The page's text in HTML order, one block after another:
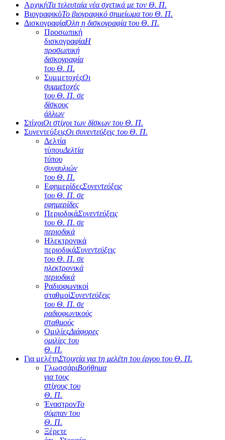
ΑρχικήΤα τελευταία νέα σχετικά με τον Θ. Π.
ΒιογραφικόΤο βιογραφικό σημείωμα του Θ. Π.
ΔισκογραφίαΌλη η δισκογραφία του Θ. Π.
Προσωπική
δισκογραφίαΗ
προσωπική
δισκογραφία
του Θ. Π.
ΣυμμετοχέςΟι
συμμετοχές
του Θ. Π. σε
δίσκους
άλλων
ΣτίχοιΟι στίχοι των δίσκων του Θ. Π.
ΣυνεντεύξειςΟι συνεντεύξεις του Θ. Π.
Δελτία
τύπουΔελτία
τύπου
συναυλιών
του Θ. Π.
ΕφημερίδεςΣυνεντεύξεις
του Θ. Π. σε
εφημερίδες
ΠεριοδικάΣυνεντεύξεις
του Θ. Π. σε
περιοδικά
Ηλεκτρονικά
περιοδικάΣυνεντεύξεις
του Θ. Π. σε
ηλεκτρονικά
περιοδικά
Ραδιοφωνικοί
σταθμοίΣυνεντεύξεις
του Θ. Π. σε
ραδιοφωνικούς
σταθμούς
ΟμιλίεςΔιάφορες
ομιλίες του
Θ. Π.
Για μελέτηΣτοιχεία για τη μελέτη του έργου του Θ. Π.
ΓλωσσάριΒοήθημα
για τους
στίχους του
Θ. Π.
ΈναστρονΤο
σύμπαν του
Θ. Π.
Ξέρετε